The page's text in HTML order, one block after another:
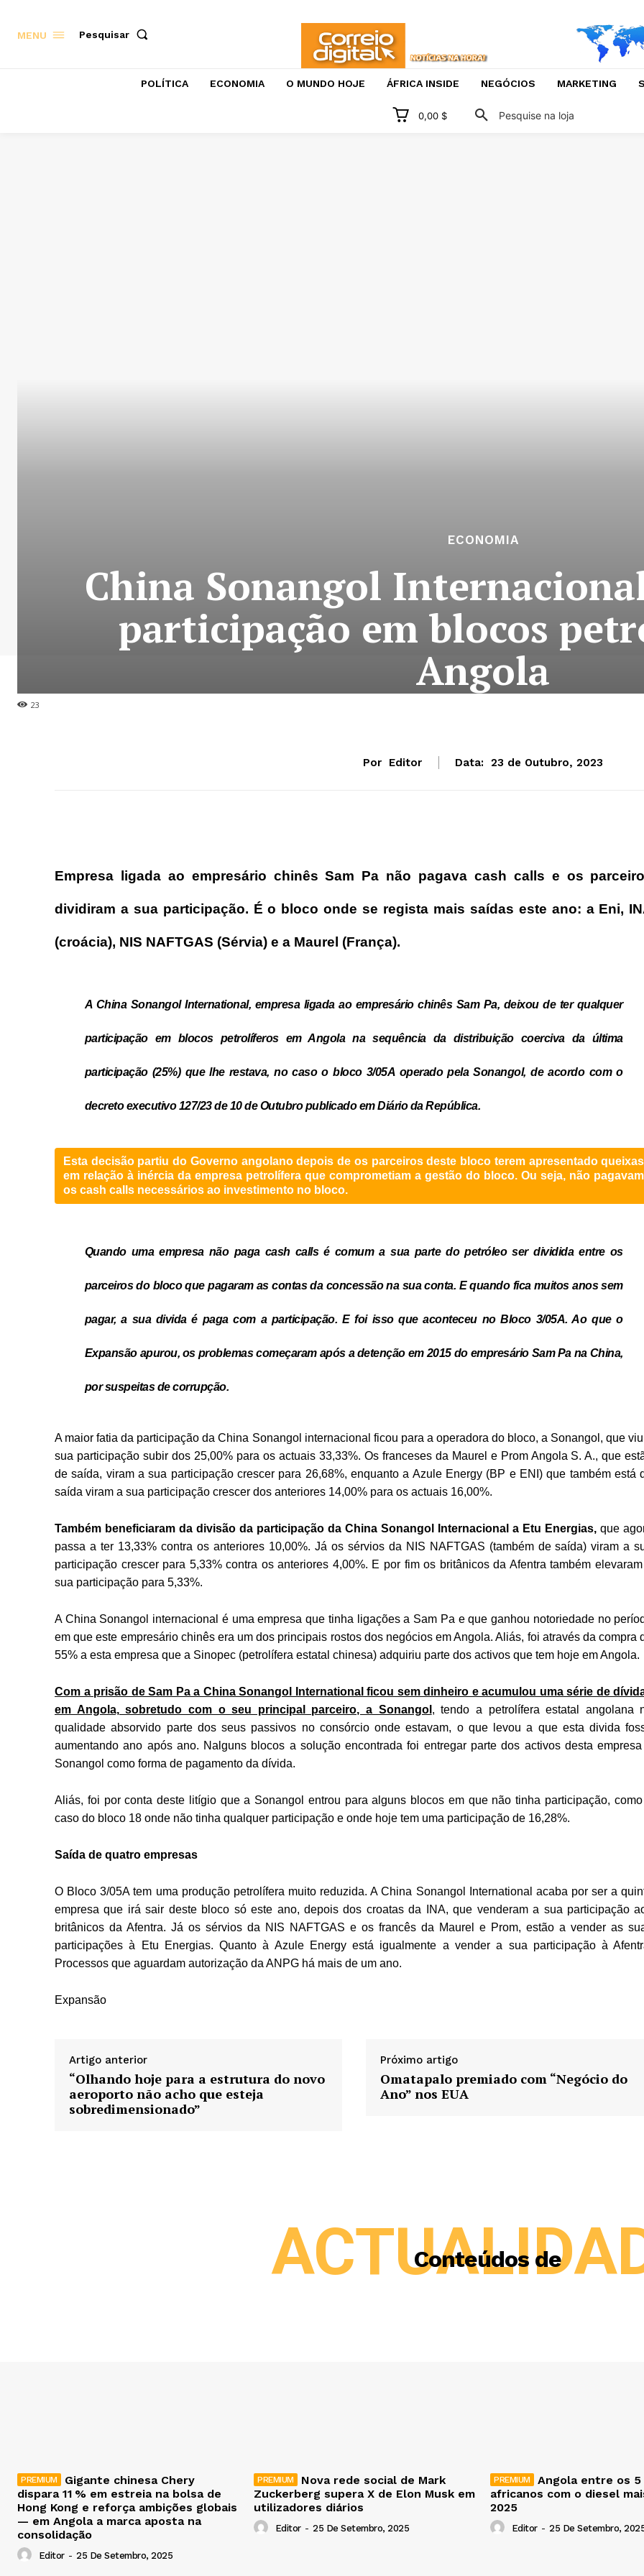
MENU Pesquisar
POLÍTICA ECONOMIA O MUNDO HOJE ÁFRICA INSIDE NEGÓCIOS MARKETING
0,00 $ Pesquise na loja
23
ECONOMIA
China Sonangol
participação em blocos
Angola
Por Editor Data: 23 de Outubro, 2023
Empresa ligada ao empresário chinês Sam Pa não pagava cash calls e os
dividiram a sua participação. É o bloco onde se regista mais saídas este ano: a Eni,
(croácia), NIS NAFTGAS (Sérvia) e a Maurel (França).
A China Sonangol International, empresa ligada ao empresário chinês Sam Pa, deixou de ter qualquer
participação em blocos petrolíferos em Angola na sequência da distribuição coerciva da última
participação (25%) que lhe restava, no caso o bloco 3/05A operado pela Sonangol, de acordo com o
decreto executivo 127/23 de 10 de Outubro publicado em Diário da República.
Esta decisão partiu do Governo angolano depois de os parceiros deste bloco terem apresentado queixas
em relação à inércia da empresa petrolífera que comprometiam a gestão do bloco. Ou seja, não pagavam
os cash calls necessários ao investimento no bloco.
Quando uma empresa não paga cash calls é comum a sua parte do petróleo ser dividida entre os
parceiros do bloco que pagaram as contas da concessão na sua conta. E quando fica muitos anos sem
pagar, a sua divida é paga com a participação. E foi isso que aconteceu no Bloco 3/05A. Ao que o
Expansão apurou, os problemas começaram após a detenção em 2015 do empresário Sam Pa na China,
por suspeitas de corrupção.
A maior fatia da participação da China Sonangol internacional ficou para a operadora do bloco, a Sonangol, que
sua participação subir dos 25,00% para os actuais 33,33%. Os franceses da Maurel e Prom Angola S. A., que
de saída, viram a sua participação crescer para 26,68%, enquanto a Azule Energy (BP e ENI) que também está
saída viram a sua participação crescer dos anteriores 14,00% para os actuais 16,00%.
Também beneficiaram da divisão da participação da China Sonangol Internacional a Etu Energias, que
passa a ter 13,33% contra os anteriores 10,00%. Já os sérvios da NIS NAFTGAS (também de saída) viram a
participação crescer para 5,33% contra os anteriores 4,00%. E por fim os britânicos da Afentra também
sua participação para 5,33%.
A China Sonangol internacional é uma empresa que tinha ligações a Sam Pa e que ganhou notoriedade no
em que este empresário chinês era um dos principais rostos dos negócios em Angola. Aliás, foi através da compra
55% a esta empresa que a Sinopec (petrolífera estatal chinesa) adquiriu parte dos activos que tem hoje em Angola.
Com a prisão de Sam Pa a China Sonangol International ficou sem dinheiro e acumulou uma série de
em Angola, sobretudo com o seu principal parceiro, a Sonangol , tendo a petrolífera estatal angolana
qualidade absorvido parte dos seus passivos no consórcio onde estavam, o que levou a que esta divida
aumentando ano após ano. Nalguns blocos a solução encontrada foi entregar parte dos activos desta empresa
Sonangol como forma de pagamento da dívida.
Aliás, foi por conta deste litígio que a Sonangol entrou para alguns blocos em que não tinha participação,
caso do bloco 18 onde não tinha qualquer participação e onde hoje tem uma participação de 16,28%.
Saída de quatro empresas
O Bloco 3/05A tem uma produção petrolífera muito reduzida. A China Sonangol International acaba por ser a
empresa que irá sair deste bloco só este ano, depois dos croatas da INA, que venderam a sua participação
britânicos da Afentra. Já os sérvios da NIS NAFTGAS e os francês da Maurel e Prom, estão a vender as
participações à Etu Energias. Quanto à Azule Energy está igualmente a vender a sua participação à
Processos que aguardam autorização da ANPG há mais de um ano.
Expansão
Artigo anterior
“Olhando hoje para a estrutura do novo
aeroporto não acho que esteja
sobredimensionado”
Próximo artigo
Omatapalo premiado com “Negócio do
Ano” nos EUA
Conteúdos de
Gigante chinesa Chery
dispara 11 % em estreia na bolsa de
Hong Kong e reforça ambições globais
— em Angola a marca aposta na
consolidação
Editor - 25 De Setembro, 2025
Nova rede social de Mark
Zuckerberg supera X de Elon Musk em
utilizadores diários
Editor - 25 De Setembro, 2025
Angola entre os 5
africanos com o diesel
2025
Editor - 25 De Setembro,